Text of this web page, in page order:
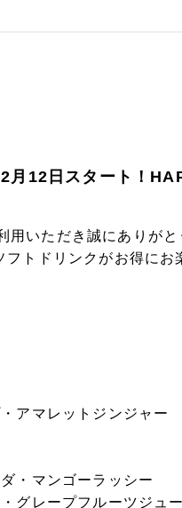
12日スタート！
いただき誠にありがと
トドリンクがお得にお
アマレットジンジャー
・マンゴーラッシー
グレープフルーツジュ